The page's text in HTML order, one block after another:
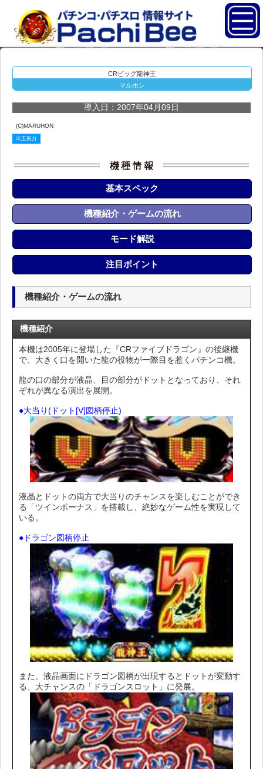
CRビッグ龍神王
マルホン
導入日：2007年04月09日
(C)MARUHON
出玉振分
基本スペック
機種紹介・ゲームの流れ
モード解説
注目ポイント
機種紹介・ゲームの流れ
機種紹介
本機は2005年に登場した『CRファイブドラゴン』の後継機
で、大きく口を開いた龍の役物が一際目を惹くパチンコ機。
龍の口の部分が液晶、目の部分がドットとなっており、それ
ぞれが異なる演出を展開。
●大当り(ドット[V]図柄停止)
液晶とドットの両方で大当りのチャンスを楽しむことができ
る「ツインボーナス」を搭載し、絶妙なゲーム性を実現して
いる。
●ドラゴン図柄停止
また、液晶画面にドラゴン図柄が出現するとドットが変動す
る、大チャンスの「ドラゴンスロット」に発展。